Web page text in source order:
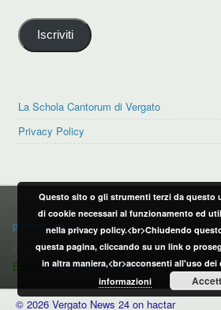
mail
Iscriviti
La Schola Cantorum di Vergato
Privacy Policy
PRIVACY POLICY
privacy policy
CONTATTI:
Email:info@vergatonews24.it
© 2026 Vergato News 24 on hactar
Questo sito o gli strumenti terzi da questo
di cookie necessari al funzionamento ed
nella privacy policy.<br>Chiudendo
questa pagina, cliccando su un link o
in altra maniera,<br>acconsenti all'uso dei
informazioni